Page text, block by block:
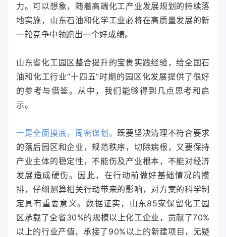
力。可以想象，随着高端化工产业发展规划的持续落
地实施，山东石油和化学工业必将在高质量发展的新
一轮竞争中领跑出一个好成绩。
山东省化工园区整合提升的宝贵实践经验，给全国石
油和化工行业“十四五”时期的园区化发展提供了很好
的参考与借鉴。从中，我们能够得到几点思考和启
示。
一是全面摸底，周密谋划。 既要坚决清理不符合要求
的落后园区和企业，规范秩序，切除病根，又要保持
产业主体的稳定性，不能伤及产业根本，不能对经济
发展造成硬伤。因此，在行动前做好基础情况的摸
排，仔细测算相关行动带来的影响，对方案的科学制
定具有重要意义。数据证实，山东85家保留化工园
区承载了全省30%的规模以上化工企业，贡献了70%
以上的行业产值，承接了90%以上的新建项目，无疑